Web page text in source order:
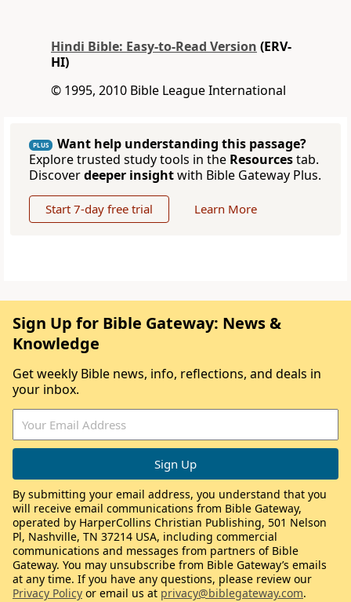
Hindi Bible: Easy-to-Read Version (ERV-
HI)
© 1995, 2010 Bible League International
PLUS
Want help understanding this passage?
Explore trusted study tools in the Resourcestab.
Discoverdeeper insightwith Bible Gateway Plus.
Start 7-day free trial Learn More
Sign Up for Bible Gateway: News &
Knowledge
Get weekly Bible news, info, reflections, and deals in
your inbox.
By submitting your email address, you understand that you
will receive email communications from Bible Gateway,
operated by HarperCollins Christian Publishing, 501 Nelson
Pl, Nashville, TN 37214 USA, including commercial
communications and messages from partners of Bible
Gateway. You may unsubscribe from Bible Gateway’s emails
at any time. If you have any questions, please review our
Privacy Policy or email us at privacy@biblegateway.com.